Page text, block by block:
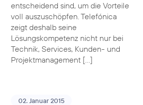
entscheidend sind, um die Vorteile
voll auszuschöpfen. Telefónica
zeigt deshalb seine
Lösungskompetenz nicht nur bei
Technik, Services, Kunden- und
Projektmanagement […]
02. Januar 2015